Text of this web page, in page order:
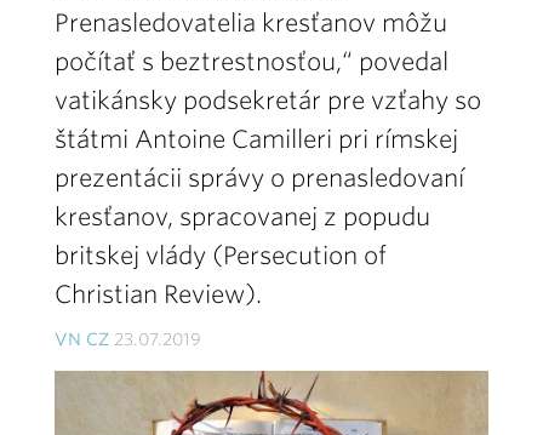
Prenasledovatelia kresťanov môžu
počítať s beztrestnosťou,“ povedal
vatikánsky podsekretár pre vzťahy so
štátmi Antoine Camilleri pri rímskej
prezentácii správy o prenasledovaní
kresťanov, spracovanej z popudu
britskej vlády (Persecution of
Christian Review).
VN CZ 23.07.2019